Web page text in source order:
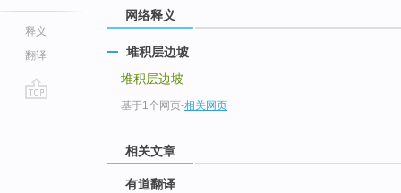
释义
翻译
网络释义
堆积层边坡
堆积层边坡
基于1个网页-相关网页
相关文章
有道翻译